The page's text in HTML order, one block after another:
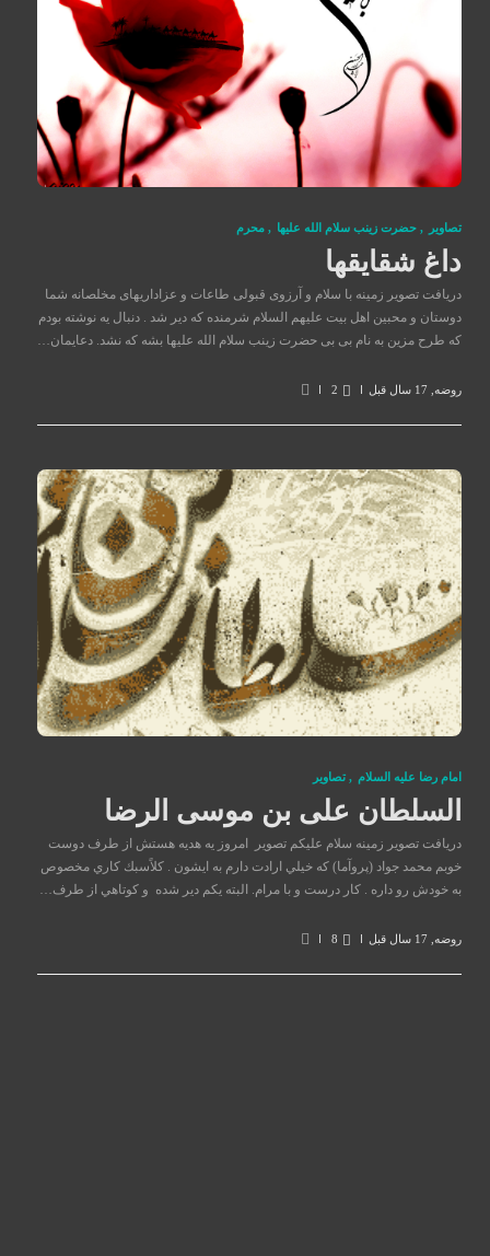
تصاوير , حضرت زينب سلام الله عليها , محرم
داغ شقایقها
دریافت تصویر زمینه با سلام و آرزوی قبولی طاعات و عزاداریهای مخلصانه شما
دوستان و محبین اهل بیت علیهم السلام شرمنده که دیر شد . دنبال یه نوشته بودم
که طرح مزین به نام بی بی حضرت زینب سلام الله علیها بشه که نشد. دعایمان…
روضه 17 سال قبل 2
امام رضا علیه السلام , تصاوير
السلطان علی بن موسی الرضا
دريافت تصوير زمينه سلام عليكم تصوير امروز يه هديه هستش از طرف دوست
خوبم محمد جواد (‌پروآما) كه خيلي ارادت دارم به ايشون . كلاً‌سبك كاري مخصوص
به خودش رو داره . كار درست و با مرام. البته يكم دير شده و كوتاهي از طرف…
روضه 17 سال قبل 8